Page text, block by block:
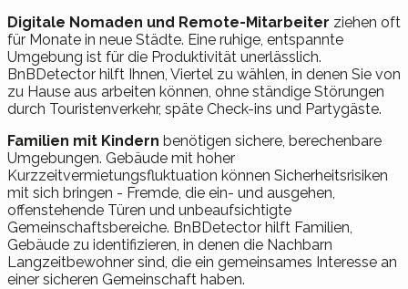
Digitale Nomaden und Remote-Mitarbeiter ziehen oft
für Monate in neue Städte. Eine ruhige, entspannte
Umgebung ist für die Produktivität unerlässlich.
BnBDetector hilft Ihnen, Viertel zu wählen, in denen Sie von
zu Hause aus arbeiten können, ohne ständige Störungen
durch Touristenverkehr, späte Check-ins und Partygäste.
Familien mit Kindern benötigen sichere, berechenbare
Umgebungen. Gebäude mit hoher
Kurzzeitvermietungsfluktuation können Sicherheitsrisiken
mit sich bringen - Fremde, die ein- und ausgehen,
offenstehende Türen und unbeaufsichtigte
Gemeinschaftsbereiche. BnBDetector hilft Familien,
Gebäude zu identifizieren, in denen die Nachbarn
Langzeitbewohner sind, die ein gemeinsames Interesse an
einer sicheren Gemeinschaft haben.